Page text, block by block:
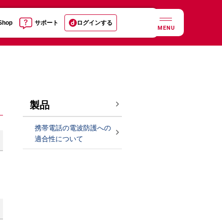
サポート ログインする
MENU
製品
携帯電話の電波防護への
適合性について